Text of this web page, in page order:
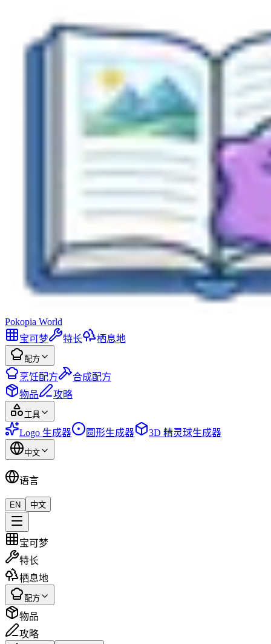
Pokopia World
宝可梦
特长 栖息地
配方
烹饪配方
合成配方
物品
攻略
工具
Logo 生成器 圆形生成器 3D 精灵球生成器
中文
语言
EN 中文
宝可梦
特长
栖息地
配方
物品
攻略